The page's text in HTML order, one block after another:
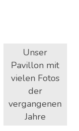
Unser
Pavillon mit
vielen Fotos
der
vergangenen
Jahre